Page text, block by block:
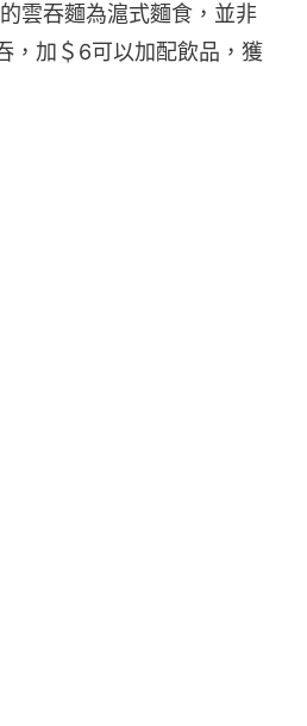
雲吞麵為滬式麵食，並非
，加＄6可以加配飲品，獲